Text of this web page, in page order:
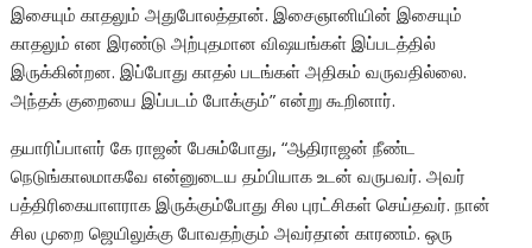
இசையும் காதலும் அதுபோலத்தான். இசைஞானியின் இசையும்
காதலும் என இரண்டு அற்புதமான விஷயங்கள் இப்படத்தில்
இருக்கின்றன. இப்போது காதல் படங்கள் அதிகம் வருவதில்லை.
அந்தக் குறையை இப்படம் போக்கும்” என்று கூறினார்.
தயாரிப்பாளர் கே ராஜன் பேசும்போது, “ஆதிராஜன் நீண்ட
நெடுங்காலமாகவே என்னுடைய தம்பியாக உடன் வருபவர். அவர்
பத்திரிகையாளராக இருக்கும்போது சில புரட்சிகள் செய்தவர். நான்
சில முறை ஜெயிலுக்கு போவதற்கும் அவர்தான் காரணம். ஒரு